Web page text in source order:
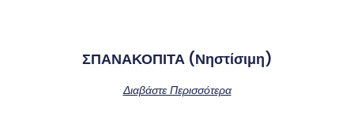
ΣΠΑΝΑΚΟΠΙΤΑ (νηστίσιμη)
Διαβάστε Περισσότερα